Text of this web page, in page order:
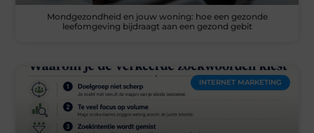
Mondgezondheid en jouw woning: hoe een gezonde
leefomgeving bijdraagt aan een gezond gebit
INTERNET MARKETING